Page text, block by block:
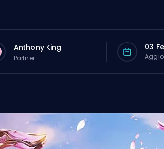
Anthony King
Partner
03